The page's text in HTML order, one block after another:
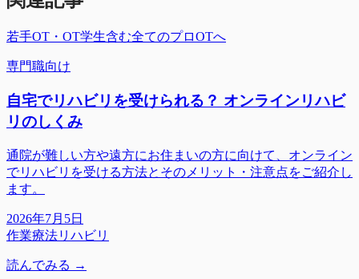
若手OT・OT学生含む全てのプロOTへ
専門職向け
自宅でリハビリを受けられる？ オンラインリハビ
リのしくみ
通院が難しい方や遠方にお住まいの方に向けて、オンライン
でリハビリを受ける方法とそのメリット・注意点をご紹介し
ます。
2026年7月5日
作業療法リハビリ
読んでみる →